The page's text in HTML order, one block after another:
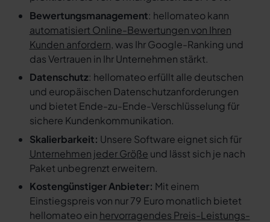
Bewertungsmanagement: hellomateo kann
automatisiert Online-Bewertungen von Ihren
Kunden anfordern, was Ihr Google-Ranking und
das Vertrauen in Ihr Unternehmen stärkt.
Datenschutz: hellomateo erfüllt alle deutschen
und europäischen Datenschutzanforderungen
und bietet Ende-zu-Ende-Verschlüsselung für
sichere Kundenkommunikation.
Skalierbarkeit: Unsere Software eignet sich für
Unternehmen jeder Größe und lässt sich je nach
Paket unbegrenzt erweitern.
Kostengünstiger Anbieter: Mit einem
Einstiegspreis von nur 79 Euro monatlich bietet
hellomateo ein hervorragendes Preis-Leistungs-